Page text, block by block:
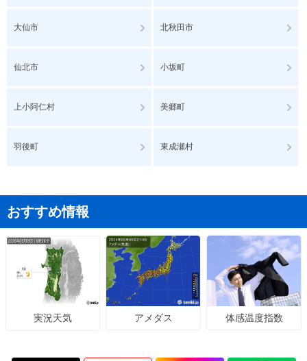
大仙市 北秋田市
仙北市 小坂町
上小阿仁村 美郷町
羽後町 東成瀬村
おすすめ情報
実況天気 アメダス 体感温度指数